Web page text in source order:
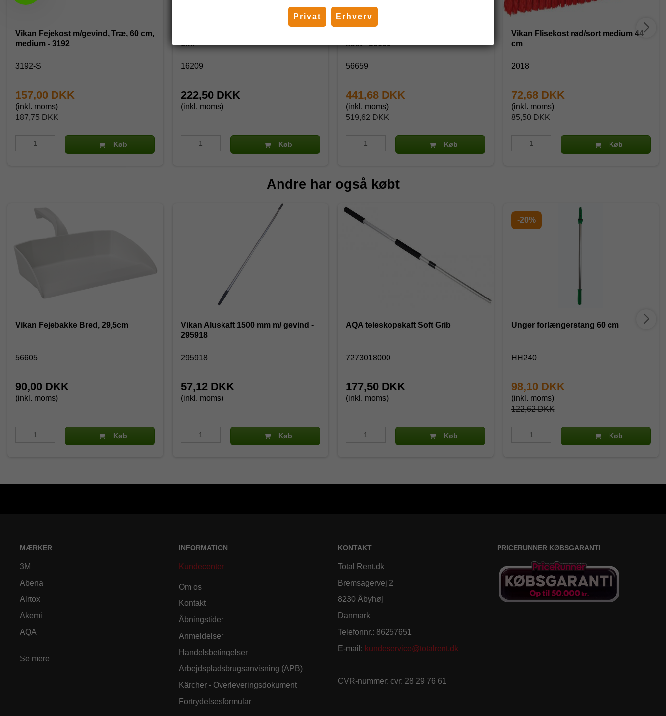
Vikan Fejekost m/gevind, Træ, 60 cm,
medium - 3192
3192-S
187,75 DKK
157,00 DKK
(inkl. moms)
Køb
cm.
16209
222,50 DKK
(inkl. moms)
Køb
kost - 56659
56659
519,62 DKK
441,68 DKK
(inkl. moms)
Køb
Vikan Flisekost rød/sort medium 44
cm
2018
85,50 DKK
72,68 DKK
(inkl. moms)
Køb
Andre har også købt
Vikan Fejebakke Bred, 29,5cm
56605
90,00 DKK
(inkl. moms)
Køb
Vikan Aluskaft 1500 mm m/ gevind -
295918
295918
57,12 DKK
(inkl. moms)
Køb
AQA teleskopskaft Soft Grib
7273018000
177,50 DKK
(inkl. moms)
Køb
-20%
Unger forlængerstang 60 cm
HH240
122,62 DKK
98,10 DKK
(inkl. moms)
Køb
MÆRKER
3M
Abena
Airtox
Akemi
AQA
Se mere
INFORMATION
Kundecenter
Om os
Kontakt
Åbningstider
Anmeldelser
Handelsbetingelser
Arbejdspladsbrugsanvisning (APB)
Kärcher - Overleveringsdokument
Fortrydelsesformular
KONTAKT
Total Rent.dk
Bremsagervej 2
8230 Åbyhøj
Danmark
Telefonnr.: 86257651
E-mail : kundeservice@totalrent.dk
CVR-nummer: cvr: 28 29 76 61
PRICERUNNER KØBSGARANTI
Privat Erhverv